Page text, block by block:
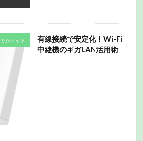
ガジェット
有線接続で安定化！Wi-Fi
中継機のギガLAN活用術